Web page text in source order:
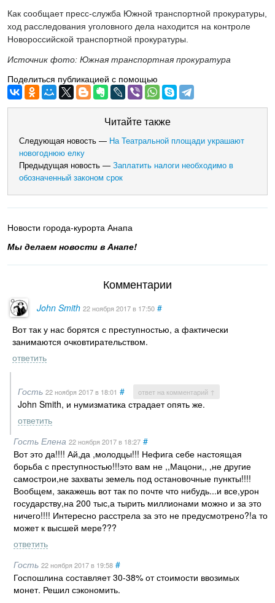
Как сообщает пресс-служба Южной транспортной прокуратуры,
ход расследования уголовного дела находится на контроле
Новороссийской транспортной прокуратуры.
Источник фото: Южная транспортная прокуратура
Поделиться публикацией с помощью
Читайте также
Следующая новость — На Театральной площади украшают
новогоднюю елку
Предыдущая новость — Заплатить налоги необходимо в
обозначенный законом срок
Новости города-курорта Анапа
Мы делаем новости в Анапе!
Комментарии
John Smith 22 ноября 2017в 17:50 #
Вот так у нас борятся с преступностью, а фактически
занимаются очковтирательством.
ответить
Гость 22 ноября 2017в 18:01 # ответ на комментарий ↑
John Smith, и нумизматика страдает опять же.
ответить
Гость Елена 22 ноября 2017в 18:27 #
Вот это да!!!! Ай,да ,молодцы!!! Нефига себе настоящая
борьба с преступностью!!!это вам не ,,Мацони,, ,не другие
самострои,не захваты земель под остановочные пункты!!!!
Вообщем, закажешь вот так по почте что нибудь...и все,урон
государству,на 200 тыс,а тырить миллионами можно и за это
ничего!!!! Интересно расстрела за это не предусмотрено?!а то
может к высшей мере???
ответить
Гость 22 ноября 2017в 19:58 #
Госпошлина составляет 30-38% от стоимости ввозимых
монет. Решил сэкономить.